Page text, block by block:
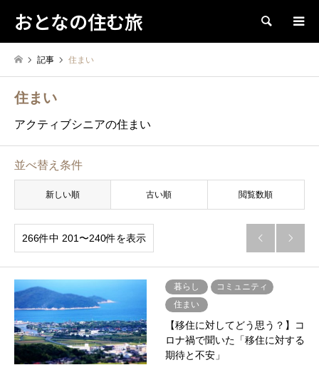
おとなの住む旅 検索
記事 住まい
住まい
アクティブシニアの住まい
並べ替え条件
新しい順 古い順 閲覧数順
266件中 201〜240件を表示  
暮らし
コミュニティ
住まい
【移住に対してどう思う？】コ
ロナ禍で聞いた「移住に対する
期待と不安」